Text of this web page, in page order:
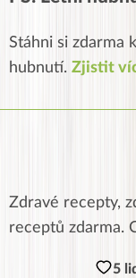
Stáhni si zdarma
hubnutí. Zjistit
Zdravé recepty,
receptů zdarma.
5